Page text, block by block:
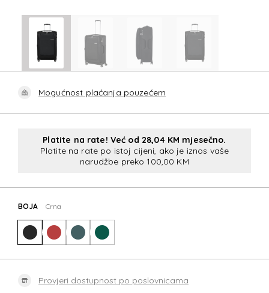
Mogućnost plaćanja pouzećem
Platite na rate! Već od 28,04 KM mjesečno.
Platite na rate po istoj cijeni, ako je iznos vaše
narudžbe preko 100,00 KM
BOJA Crna
Provjeri dostupnost po poslovnicama